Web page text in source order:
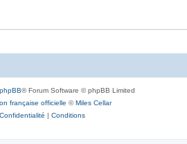
phpBB® Forum Software © phpBB Limited
française officielle ©Miles Cellar
Confidentialité | Conditions